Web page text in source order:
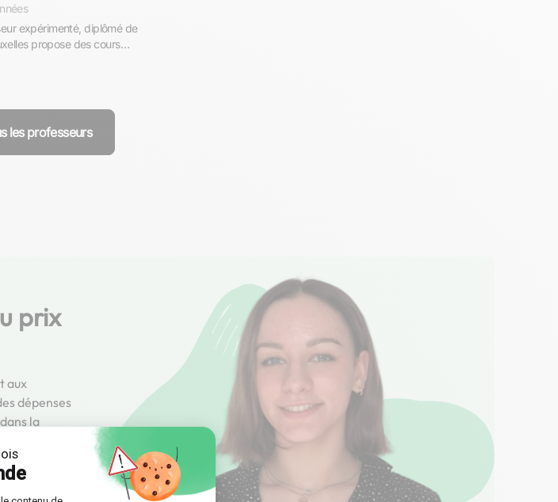
propose des cours
- COLLEGE - LYCEE -
und lerne mit mir Deutsch
les professeurs
prix
aux
dépenses
la